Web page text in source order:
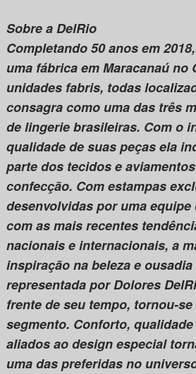
Sobre a DelRio
Completando 50 anos em
uma fábrica em Maracanaú no
unidades fabris, todas
consagra como uma das três
de lingerie brasileiras. Com o
qualidade de suas peças ela
parte dos tecidos e
confecção. Com estampas
desenvolvidas por uma
com as mais recentes
nacionais e internacionais, a
inspiração na beleza e
representada por Dolores
frente de seu tempo, tornou-
segmento. Conforto,
aliados ao design especial
uma das preferidas no